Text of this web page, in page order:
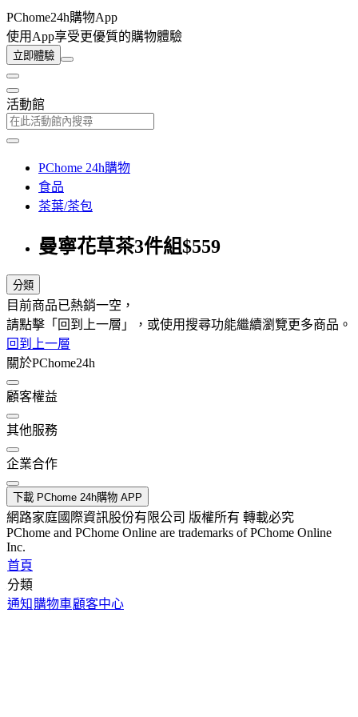
PChome24h購物App
使用App享受更優質的購物體驗
立即體驗
活動館
PChome 24h購物
食品
茶葉/茶包
曼寧花草茶3件組$559
分類
目前商品已熱銷一空，
請點擊「回到上一層」，或使用搜尋功能繼續瀏覽更多商品。
回到上一層
關於PChome24h
顧客權益
其他服務
企業合作
下載 PChome 24h購物 APP
網路家庭國際資訊股份有限公司 版權所有 轉載必究
PChome and PChome Online are trademarks of PChome Online
Inc.
首頁
分類
通知 購物車顧客中心